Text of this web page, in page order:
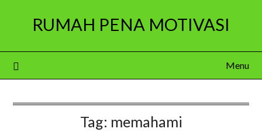
RUMAH PENA MOTIVASI
Menu
Tag: memahami